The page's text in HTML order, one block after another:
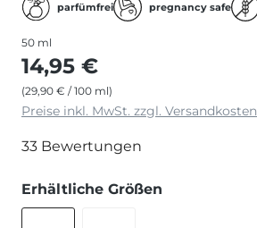
parfümfrei pregnancy safe
50 ml
14,95 €
(29,90 € / 100 ml)
Preise inkl. MwSt. zzgl. Versandkosten
33 Bewertungen
Erhältliche Größen